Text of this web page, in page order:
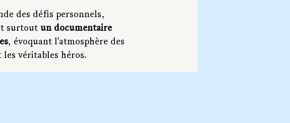
des défis personnels,
surtout un documentaire
, évoquant l'atmosphère des
véritables héros.